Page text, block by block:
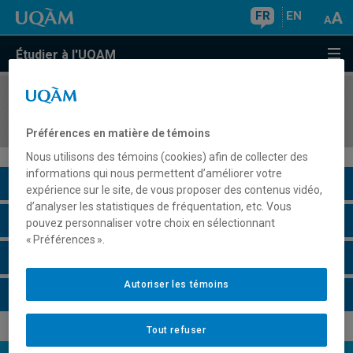
FR EN
Étudier à l'UQAM
COURS//
Description du cours
Horaire - Été 2026
Préférences en matière de témoins
Nous utilisons des témoins (cookies) afin de collecter des
informations qui nous permettent d’améliorer votre
expérience sur le site, de vous proposer des contenus vidéo,
d’analyser les statistiques de fréquentation, etc. Vous
pouvez personnaliser votre choix en sélectionnant
« Préférences ».
Tout refuser
Autoriser les témoins